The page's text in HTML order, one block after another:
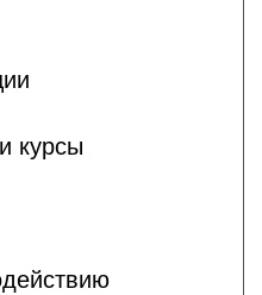
курсы